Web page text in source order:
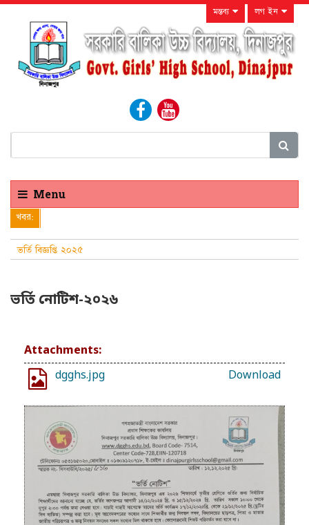
মন্তব্য লগ ইন
Menu
খবর:
ভর্তি বিজ্ঞপ্তি ২০২৫
ভর্তি নোটিশ-২০২৬
Attachments:
dgghs.jpg
Download